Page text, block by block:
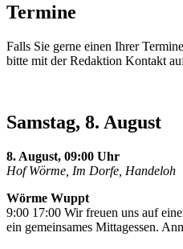
Termine
Falls Sie gerne einen Ihrer
bitte mit der Redaktion Kontakt
Samstag, 8. August
8. August, 09:00 Uhr
Hof Wörme, Im Dorfe, Handeloh
Wörme Wuppt
9:00 17:00 Wir freuen uns auf
ein gemeinsames Mittagessen.